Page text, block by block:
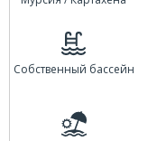
Собственный бассейн